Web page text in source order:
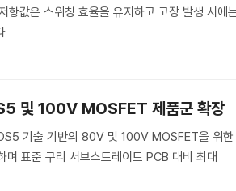
항값은 스위칭 효율을 유지하고 고장 발생 시에
및 100V MOSFET 제품군 확장
기술 기반의 80V 및 100V MOSFET을 위한
표준 구리 서브스트레이트 PCB 대비 최대